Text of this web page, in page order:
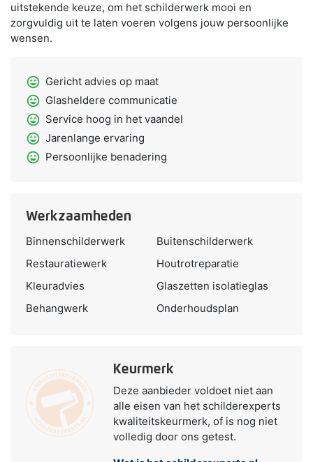
uitstekende keuze, om het schilderwerk mooi en
zorgvuldig uit te laten voeren volgens jouw persoonlijke
wensen.
sentiment_very_satisfied Gericht advies op maat
sentiment_very_satisfied Glasheldere communicatie
sentiment_very_satisfied Service hoog in het vaandel
sentiment_very_satisfied Jarenlange ervaring
sentiment_very_satisfied Persoonlijke benadering
Werkzaamheden
Binnenschilderwerk
Buitenschilderwerk
Restauratiewerk
Houtrotreparatie
Kleuradvies
Glaszetten isolatieglas
Behangwerk
Onderhoudsplan
Keurmerk
Deze aanbieder voldoet niet aan
alle eisen van het schilderexperts
kwaliteitskeurmerk, of is nog niet
volledig door ons getest.